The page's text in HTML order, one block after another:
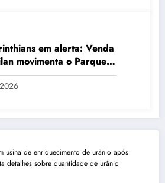
em alerta: Venda
movimenta o Parque
usina de enriquecimento de urânio após
detalhes sobre quantidade de urânio